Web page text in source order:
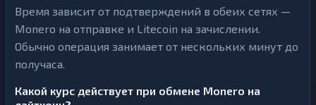
Время зависит от подтверждений в обеих сетях —
Monero на отправке и Litecoin на зачислении.
Обычно операция занимает от нескольких минут до
получаса.
Какой курс действует при обмене Monero на